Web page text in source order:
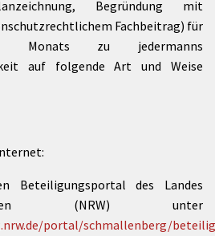
Begründung mit
Fachbeitrag) für
Monats zu jedermanns
auf folgende Art und Weise
Beteiligungsportal des Landes
(NRW) unter
portal/schmallenberg/